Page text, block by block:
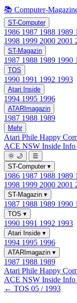
📚 Computer-
ST-Computer
1986 1987 1988 1989
1998 1999 2000 2001
ST-Magazin
1987 1988 1989 1990
TOS
1990 1991 1992 1993
Atari Inside
1994 1995 1996
ATARImagazin
1987 1988 1989
Mehr
Atari Phile Happy
ACE NSW Inside Info
🌞 🌙
☰
ST-Computer ▾
1986 1987 1988 1989
1998 1999 2000 2001
ST-Magazin ▾
1987 1988 1989 1990
TOS ▾
1990 1991 1992 1993
Atari Inside ▾
1994 1995 1996
ATARImagazin ▾
1987 1988 1989
Atari Phile Happy
ACE NSW Inside Info
← TOS 05 / 1993